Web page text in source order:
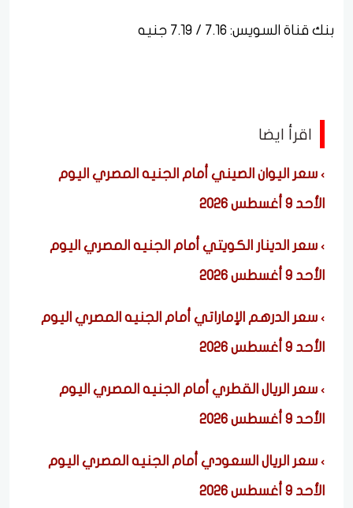
بنك قناة السويس: 7.16 / 7.19 جنيه
اقرأ ايضا
سعر اليوان الصيني أمام الجنيه المصري اليوم
الأحد 9 أغسطس 2026
سعر الدينار الكويتي أمام الجنيه المصري اليوم
الأحد 9 أغسطس 2026
سعر الدرهم الإماراتي أمام الجنيه المصري اليوم
الأحد 9 أغسطس 2026
سعر الريال القطري أمام الجنيه المصري اليوم
الأحد 9 أغسطس 2026
سعر الريال السعودي أمام الجنيه المصري اليوم
الأحد 9 أغسطس 2026